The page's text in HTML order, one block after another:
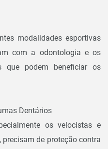
modalidades esportivas
com a odontologia e os
que podem beneficiar os
Dentários
os velocistas e
de proteção contra